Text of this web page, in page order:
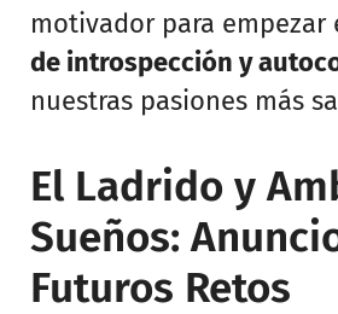
motivador para empezar
de introspección y
nuestras pasiones más
El Ladrido y
Sueños:
Futuros Retos